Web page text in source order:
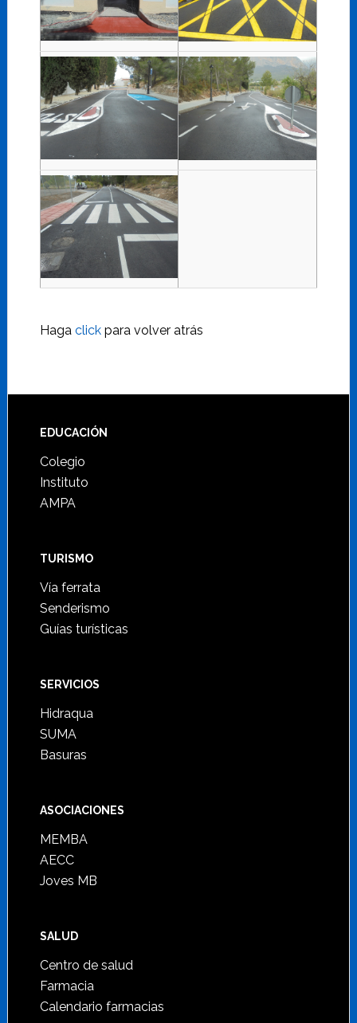
Haga clickpara volver atrás
Footer
EDUCACIÓN
Colegio
Instituto
AMPA
TURISMO
Vía ferrata
Senderismo
Guías turísticas
SERVICIOS
Hidraqua
SUMA
Basuras
ASOCIACIONES
MEMBA
AECC
Joves MB
SALUD
Centro de salud
Farmacia
Calendario farmacias